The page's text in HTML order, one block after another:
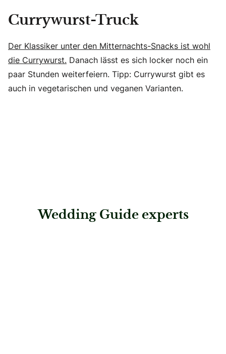
Currywurst-Truck
Der Klassiker unter den Mitternachts-Snacks ist wohl
die Currywurst. Danach lässt es sich locker noch ein
paar Stunden weiterfeiern. Tipp: Currywurst gibt es
auch in vegetarischen und veganen Varianten.
Wedding Guide experts